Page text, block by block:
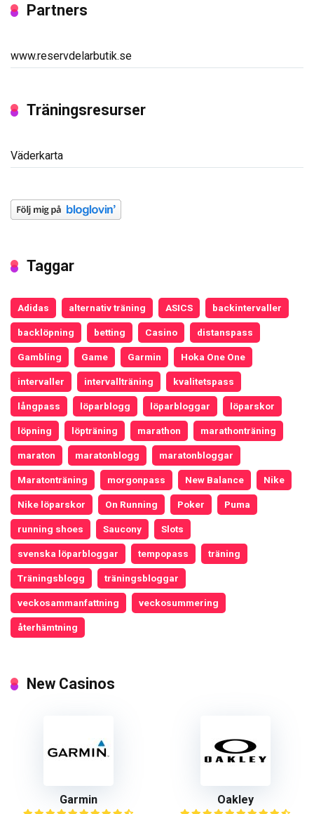
Partners
www.reservdelarbutik.se
Träningsresurser
Väderkarta
Taggar
Adidas alternativ träning ASICS backintervaller
backlöpning betting Casino distanspass
Gambling Game Garmin Hoka One One
intervaller intervallträning kvalitetspass
långpass löparblogg löparbloggar löparskor
löpning löpträning marathon marathonträning
maraton maratonblogg maratonbloggar
Maratonträning morgonpass New Balance Nike
Nike löparskor On Running Poker Puma
running shoes Saucony Slots
svenska löparbloggar tempopass träning
Träningsblogg träningsbloggar
veckosammanfattning veckosummering
återhämtning
New Casinos
Garmin Oakley